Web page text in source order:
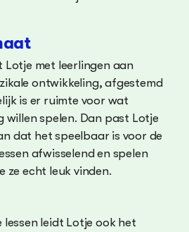
Lotje met leerlingen aan
ontwikkeling, afgestemd
is er ruimte voor wat
willen spelen. Dan past Lotje
dat het speelbaar is voor de
afwisselend en spelen
ze echt leuk vinden.
lessen leidt Lotje ook het